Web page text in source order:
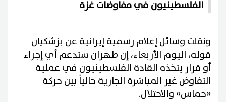
الفلسطينيون في مفاوضات غزة
و​نقلت وسائل إعلام رسمية إيرانية عن ‌بزشكيان
‌قوله، اليوم ‌الأربعاء، ⁠إن ​طهران ستدعم ⁠أي إجراء
أو قرار يتخذه ⁠القادة الفلسطينيون ‌في ‌عملية ​
التفاوض ‌غير المباشرة ‌الجارية حالياً بين حركة
«حماس» ‌والاحتلال.